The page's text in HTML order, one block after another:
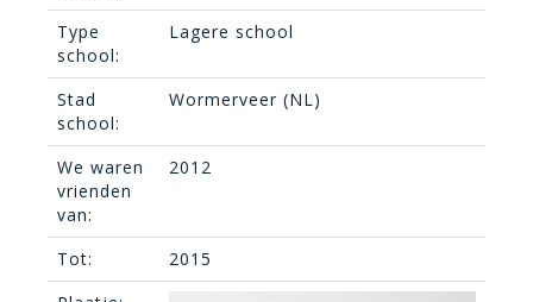
Type
school:
Lagere school
Stad
school:
Wormerveer (NL)
We waren
vrienden
van:
2012
Tot:
2015